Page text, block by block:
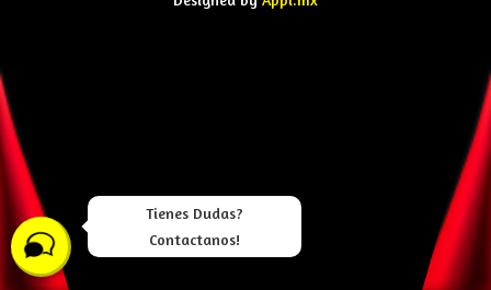
Tienes Dudas?
Contactanos!